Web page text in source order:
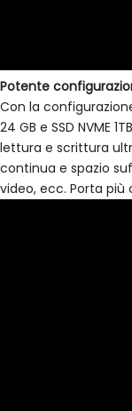
Potente
Con la
24 GB e SSD NVME
lettura e scrittura
continua e spazio
video, ecc. Porta